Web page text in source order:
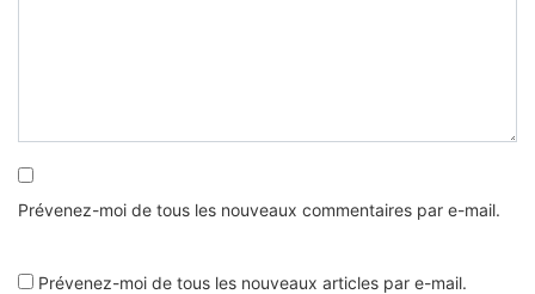
Prévenez-moi de tous les nouveaux commentaires par e-mail.
Prévenez-moi de tous les nouveaux articles par e-mail.